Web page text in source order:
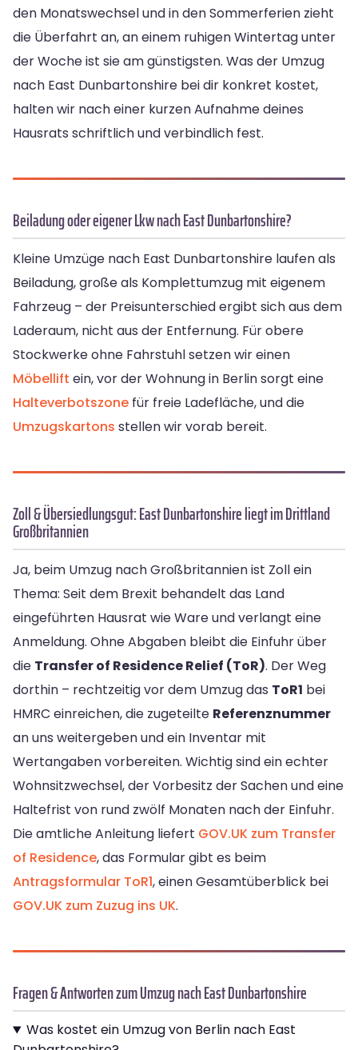
den Monatswechsel und in den Sommerferien zieht
die Überfahrt an, an einem ruhigen Wintertag unter
der Woche ist sie am günstigsten. Was der Umzug
nach East Dunbartonshire bei dir konkret kostet,
halten wir nach einer kurzen Aufnahme deines
Hausrats schriftlich und verbindlich fest.
Beiladung oder eigener Lkw nach East Dunbartonshire?
Kleine Umzüge nach East Dunbartonshire laufen als
Beiladung, große als Komplettumzug mit eigenem
Fahrzeug – der Preisunterschied ergibt sich aus dem
Laderaum, nicht aus der Entfernung. Für obere
Stockwerke ohne Fahrstuhl setzen wir einen
Möbellift ein, vor der Wohnung in Berlin sorgt eine
Halteverbotszone für freie Ladefläche, und die
Umzugskartons stellen wir vorab bereit.
Zoll & Übersiedlungsgut: East Dunbartonshire liegt im Drittland
Großbritannien
Ja, beim Umzug nach Großbritannien ist Zoll ein
Thema: Seit dem Brexit behandelt das Land
eingeführten Hausrat wie Ware und verlangt eine
Anmeldung. Ohne Abgaben bleibt die Einfuhr über
die Transfer of Residence Relief (ToR). Der Weg
dorthin – rechtzeitig vor dem Umzug das ToR1 bei
HMRC einreichen, die zugeteilte Referenznummer
an uns weitergeben und ein Inventar mit
Wertangaben vorbereiten. Wichtig sind ein echter
Wohnsitzwechsel, der Vorbesitz der Sachen und eine
Haltefrist von rund zwölf Monaten nach der Einfuhr.
Die amtliche Anleitung liefert GOV.UK zum Transfer
of Residence, das Formular gibt es beim
Antragsformular ToR1, einen Gesamtüberblick bei
GOV.UK zum Zuzug ins UK.
Fragen & Antworten zum Umzug nach East Dunbartonshire
Was kostet ein Umzug von Berlin nach East